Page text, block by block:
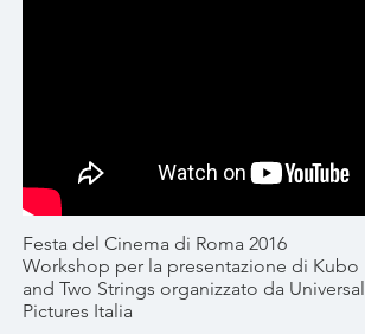
Festa del Cinema di Roma 2016
Workshop per la presentazione di Kubo
and Two Strings organizzato da Universal
Pictures Italia